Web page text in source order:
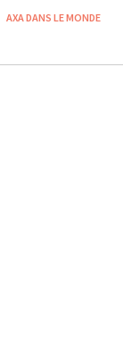
AXA DANS LE MONDE